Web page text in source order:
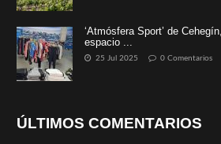
‘Atmósfera Sport’ de
espacio ...
25 Jul 2025 0 Comentarios
ÚLTIMOS COMENTARIOS